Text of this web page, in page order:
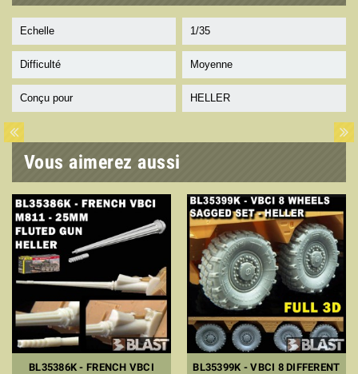
Echelle 1/35
Difficulté Moyenne
Conçu pour HELLER
Vous aimerez aussi
BL35386K - FRENCH VBCI
BL35399K - VBCI 8 DIFFERENT